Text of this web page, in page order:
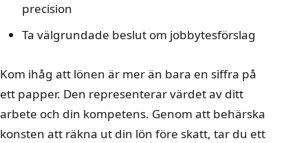
precision
Ta välgrundade beslut om jobbytesförslag
Kom ihåg att lönen är mer än bara en siffra på
ett papper. Den representerar värdet av ditt
arbete och din kompetens. Genom att behärska
konsten att räkna ut din lön före skatt, tar du ett